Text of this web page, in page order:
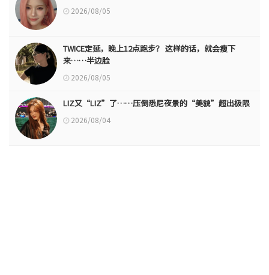
2026/08/05
TWICE定延，晚上12点跑步？ 这样的话，就会瘦下
来……半边脸
2026/08/05
LIZ又“LIZ”了……压倒悉尼夜景的“美貌”超出极限
2026/08/04